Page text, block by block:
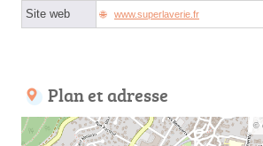
Site web www.superlaverie.fr
Plan et adresse
©